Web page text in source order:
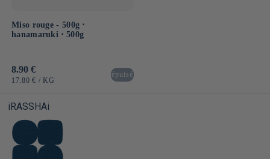
Miso rouge - 500g ⋅
hanamaruki ⋅ 500g
Prix
habituel
8.90 €
PRIX
17.80 € / PAR
KG
épuisé
iRASSHAi